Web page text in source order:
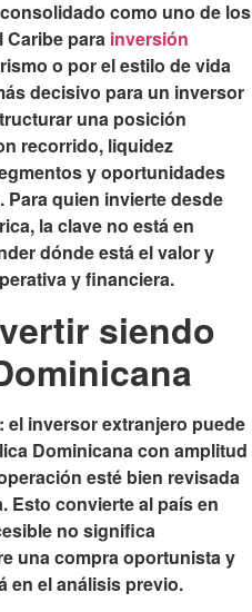
como uno de los
para inversión
o por el estilo de vida
decisivo para un inversor
una posición
recorrido, liquidez
y oportunidades
quien invierte desde
la clave no está en
dónde está el valor y
y financiera.
siendo
el inversor extranjero puede
Dominicana con amplitud
esté bien revisada
Esto convierte al país en
no significa
una compra oportunista y
en el análisis previo.